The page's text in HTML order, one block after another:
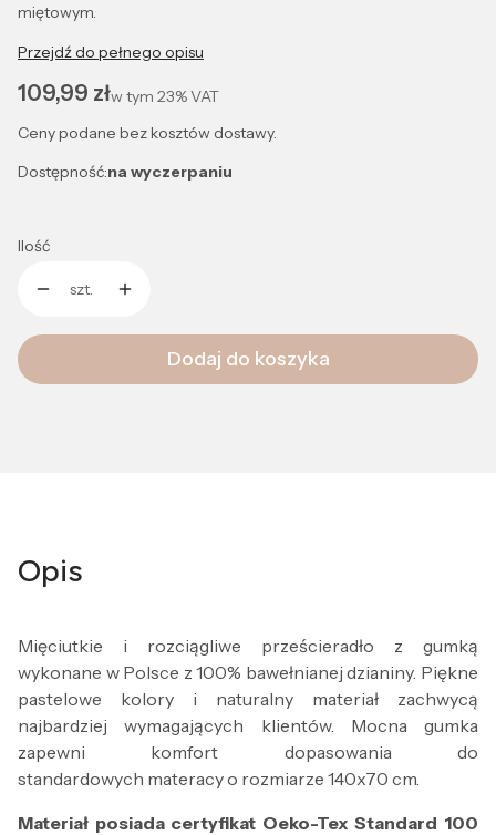
miętowym.
Przejdź do pełnego opisu
Cena
109,99 złw tym 23%VAT
Ceny podane bez kosztów dostawy.
Dostępność:na wyczerpaniu
Ilość
szt.
Dodaj do koszyka
Opis
Mięciutkie i rozciągliwe prześcieradło z gumką
wykonane w Polsce z 100% bawełnianej dzianiny. Piękne
pastelowe kolory i naturalny materiał zachwycą
najbardziej wymagających klientów. Mocna gumka
zapewni komfort dopasowania do
standardowych materacy o rozmiarze 140x70 cm.
Materiał posiada certyfikat Oeko-Tex Standard 100